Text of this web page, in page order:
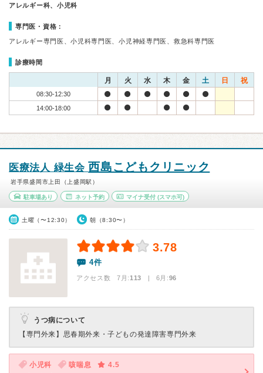
アレルギー科、小児科
専門医・資格：
アレルギー専門医、小児科専門医、小児神経専門医、救急科専門医
診療時間
月 火 水 木 金 土 日 祝
08:30-12:30
14:00-18:00
医療法人 緑生会 西島こどもクリニック
岩手県盛岡市上田（上盛岡駅）
駐車場あり ネット予約 マイナ受付 (スマホ可)
土曜（〜12:30） 朝（8:30〜）
3.78
4件
アクセス数 7月:113 | 6月:96
うつ病について
【専門外来】 思春期外来・子どもの発達障害専門外来
小児科 咳喘息
4.5